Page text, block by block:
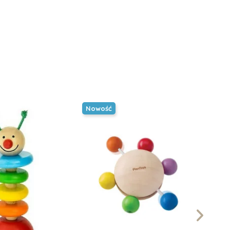
Nowość